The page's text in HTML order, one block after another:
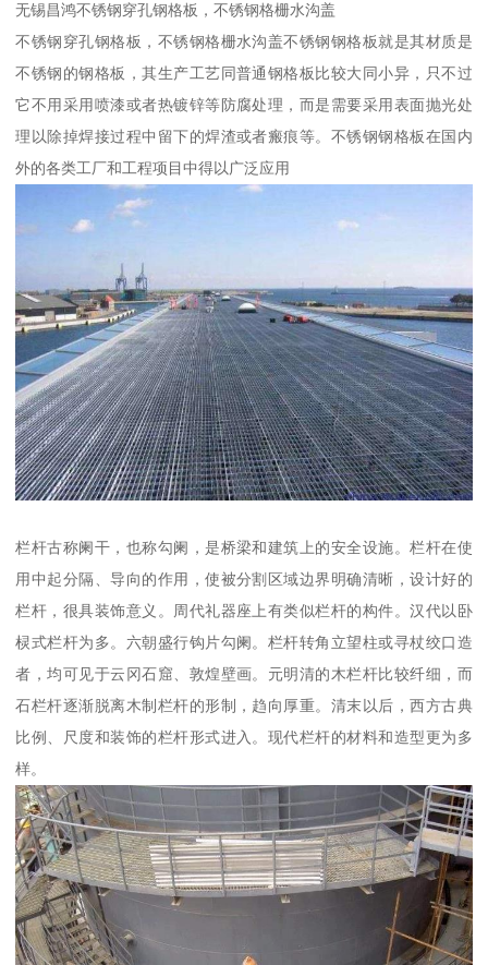
无锡昌鸿不锈钢穿孔钢格板，不锈钢格栅水沟盖
不锈钢穿孔钢格板，不锈钢格栅水沟盖不锈钢钢格板就是其材质是
不锈钢的钢格板，其生产工艺同普通钢格板比较大同小异，只不过
它不用采用喷漆或者热镀锌等防腐处理，而是需要采用表面抛光处
理以除掉焊接过程中留下的焊渣或者瘢痕等。不锈钢钢格板在国内
外的各类工厂和工程项目中得以广泛应用
栏杆古称阑干，也称勾阑，是桥梁和建筑上的安全设施。栏杆在使
用中起分隔、导向的作用，使被分割区域边界明确清晰，设计好的
栏杆，很具装饰意义。周代礼器座上有类似栏杆的构件。汉代以卧
棂式栏杆为多。六朝盛行钩片勾阑。栏杆转角立望柱或寻杖绞口造
者，均可见于云冈石窟、敦煌壁画。元明清的木栏杆比较纤细，而
石栏杆逐渐脱离木制栏杆的形制，趋向厚重。清末以后，西方古典
比例、尺度和装饰的栏杆形式进入。现代栏杆的材料和造型更为多
样。